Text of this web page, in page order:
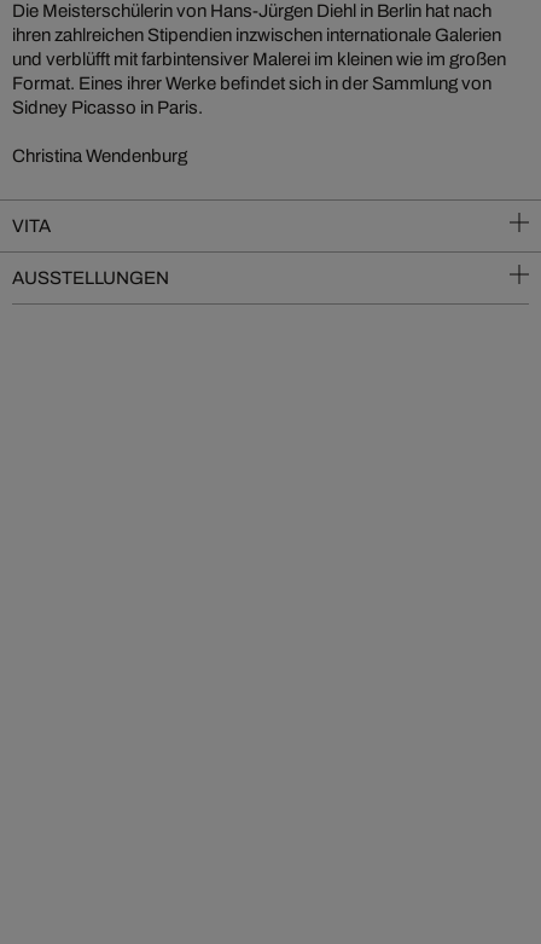
Die Meisterschülerin von Hans-Jürgen Diehl in Berlin hat nach
ihren zahlreichen Stipendien inzwischen internationale Galerien
und verblüfft mit farbintensiver Malerei im kleinen wie im großen
Format. Eines ihrer Werke befindet sich in der Sammlung von
Sidney Picasso in Paris.
Christina Wendenburg
VITA
AUSSTELLUNGEN